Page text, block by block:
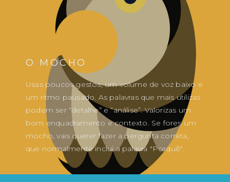
O MOCHO
Usas poucos gestos, um volume de voz baixo e
um ritmo pausado. As palavras que mais utilizas
podem ser “detalhe” e “análise”. Valorizas um
bom enquadramento e contexto. Se fores um
mocho, vais querer fazer a pergunta correta,
que normalmente inclui a palavra "Porquê".